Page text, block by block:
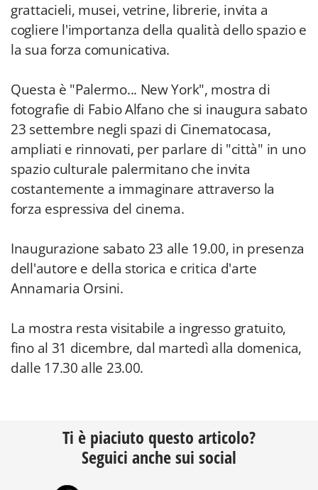
grattacieli, musei, vetrine, librerie, invita a
cogliere l'importanza della qualità dello spazio e
la sua forza comunicativa.
Questa è "Palermo... New York", mostra di
fotografie di Fabio Alfano che si inaugura sabato
23 settembre negli spazi di Cinematocasa,
ampliati e rinnovati, per parlare di "città" in uno
spazio culturale palermitano che invita
costantemente a immaginare attraverso la
forza espressiva del cinema.
Inaugurazione sabato 23 alle 19.00, in presenza
dell'autore e della storica e critica d'arte
Annamaria Orsini.
La mostra resta visitabile a ingresso gratuito,
fino al 31 dicembre, dal martedì alla domenica,
dalle 17.30 alle 23.00.
Ti è piaciuto questo articolo?
Seguici anche sui social